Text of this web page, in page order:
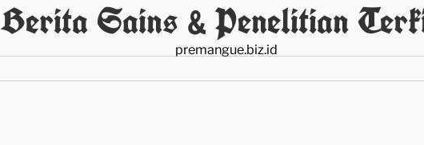
Berita Sains & Penelitian
premangue.biz.id